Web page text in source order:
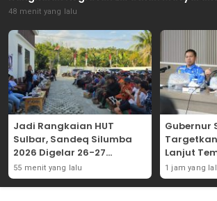
48 menit yang lalu
Jadi Rangkaian HUT
Sulbar, Sandeq Silumba
2026 Digelar 26-27
September
55 menit yang lalu
Gubernur
Lanjut
11 Agustus
1 jam yang